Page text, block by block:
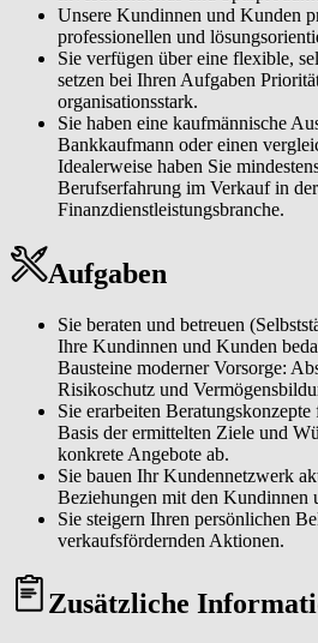
Unsere Kundinnen und Kunden
professionellen und
Sie verfügen über eine flexible,
setzen bei Ihren Aufgaben
organisationsstark.
Sie haben eine kaufmännische
Bankkaufmann oder einen
Idealerweise haben Sie
Berufserfahrung im Verkauf in der
Finanzdienstleistungsbranche.
Aufgaben
Sie beraten und betreuen
Ihre Kundinnen und Kunden
Bausteine moderner Vorsorge:
Risikoschutz und
Sie erarbeiten
Basis der ermittelten Ziele und
konkrete Angebote ab.
Sie bauen Ihr Kundennetzwerk
Beziehungen mit den Kundinnen
Sie steigern Ihren persönlichen
verkaufsfördernden Aktionen.
Zusätzliche